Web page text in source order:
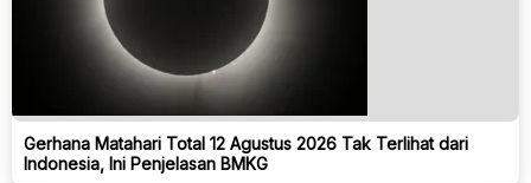
Gerhana Matahari Total 12 Agustus 2026 Tak Terlihat dari
Indonesia, Ini Penjelasan BMKG